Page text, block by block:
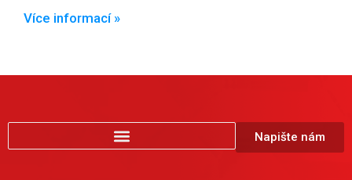
Více informací »
Napište nám